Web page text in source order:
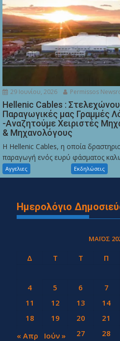
29 Ιουνίου, 2026 Permissos
Hellenic Cables :
Παραγωγικές μας Γραμμές
-Αναζητούμε Χειριστές
& Μηχανολόγους
Η Hellenic Cables, η οποία
παραγωγή ενός ευρύ φάσματος
Αγγελιες Εκδηλώσεις
Ημερολόγιο
ΜΆΙΟΣ
Δ Τ Τ Π
4
5 6 7
11
12 13 14
18
19 20 21
25
26 27 28
« Απρ Ιούν »